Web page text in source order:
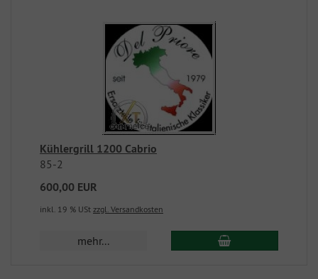
Kühlergrill 1200 Cabrio
85-2
600,00 EUR
inkl. 19 % USt zzgl. Versandkosten
mehr...